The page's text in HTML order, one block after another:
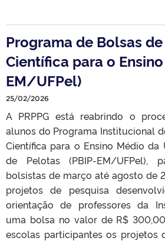
Programa de Bolsas
Científica para o
EM/UFPel)
25/02/2026
A PRPPG está reabrindo o
alunos do Programa Institucional
Científica para o Ensino Médio da
de Pelotas (PBIP-EM/UFPel),
bolsistas de março até agosto de
projetos de pesquisa
orientação de professores da
uma bolsa no valor de R$
escolas participantes os projetos